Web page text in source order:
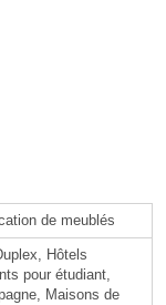
de meublés
Hôtels
pour étudiant,
Maisons de